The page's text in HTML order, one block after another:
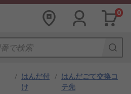
0
/ はんだ付
け
/ はんだごて交換コ
テ先